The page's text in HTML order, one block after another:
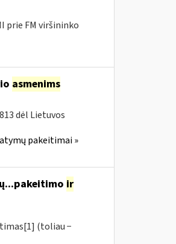
prie FM viršininko
asmenims
dėl Lietuvos
pakeitimai »
ir
(toliau −